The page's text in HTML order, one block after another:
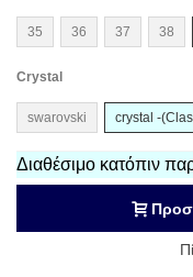
35 36 37 38
Crystal
swarovski crystal -
Διαθέσιμο κατόπιν